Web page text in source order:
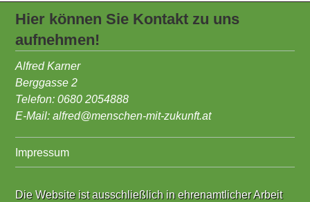
Hier können Sie Kontakt zu uns
aufnehmen!
Alfred Karner
Berggasse 2
Telefon: 0680 2054888
E-Mail:alfred@menschen-mit-zukunft.at
Impressum
Die Website ist ausschließlich in ehrenamtlicher Arbeit